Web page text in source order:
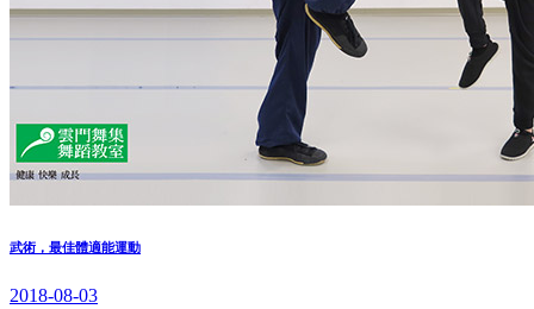
武術，最佳體適能運動
2018-08-03